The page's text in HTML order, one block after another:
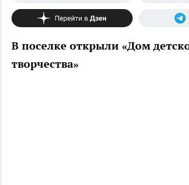
В поселке открыли «Дом
творчества»